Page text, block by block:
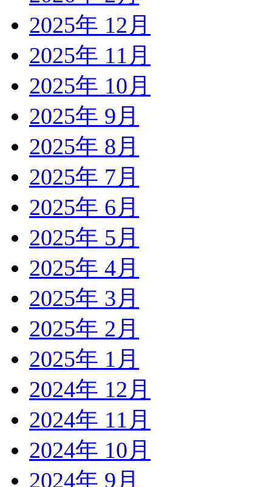
2025年 12月
2025年 11月
2025年 10月
2025年 9月
2025年 8月
2025年 7月
2025年 6月
2025年 5月
2025年 4月
2025年 3月
2025年 2月
2025年 1月
2024年 12月
2024年 11月
2024年 10月
2024年 9月